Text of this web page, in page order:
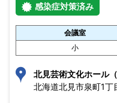
感染症対策済み
会議室
小
北見芸術文化ホール
北海道北見市泉町1丁